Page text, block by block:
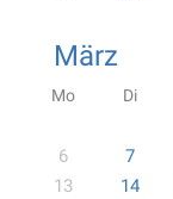
März
Mo Di
6
7
13
14